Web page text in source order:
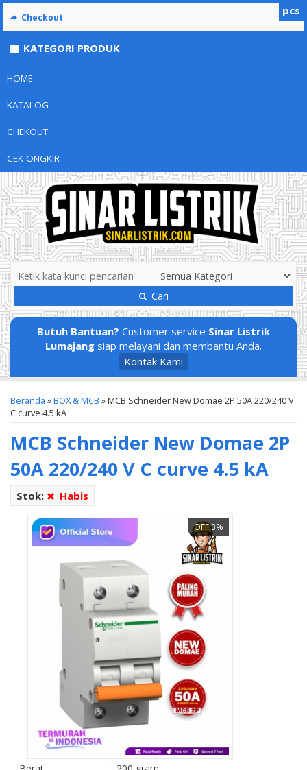
HOME
KATALOG
CHEKOUT
CEK ONGKIR
Cari
Butuh Bantuan? Customer service Sinar Listrik
Lumajang siap melayani dan membantu Anda.
Kontak Kami
Beranda »BOX & MCB »MCB Schneider New Domae 2P 50A 220/240 V
C curve 4.5 kA
MCB Schneider New Domae 2P
50A 220/240 V C curve 4.5 kA
Stok: Habis
OFF 3%
pcs
Checkout
KATEGORI PRODUK